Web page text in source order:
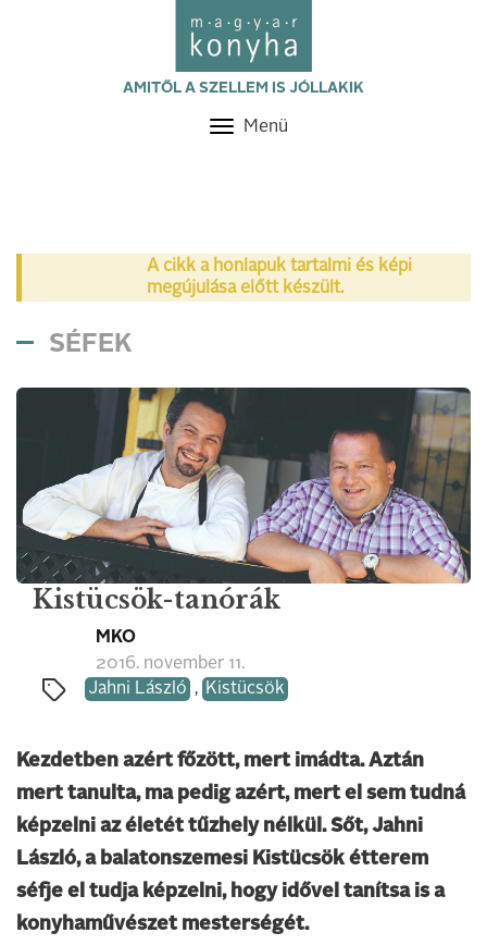
AMITŐL A SZELLEM IS JÓLLAKIK
Toggle
Menü
A cikk a honlapuk tartalmi és képi
megújulása előtt készült.
SÉFEK
Kistücsök-tanórák
MKO
2016. november 11.
Jahni László , Kistücsök
Kezdetben azért főzött, mert imádta. Aztán
mert tanulta, ma pedig azért, mert el sem tudná
képzelni az életét tűzhely nélkül. Sőt, Jahni
László, a balatonszemesi Kistücsök étterem
séfje el tudja képzelni, hogy idővel tanítsa is a
konyhaművészet mesterségét.